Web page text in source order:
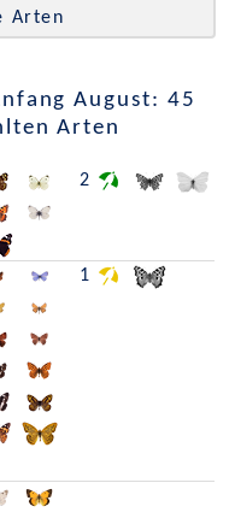
Arten
August: 45
Arten
2
1